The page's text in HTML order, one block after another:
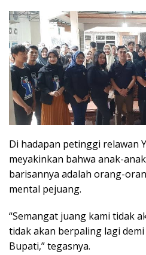
Di hadapan petinggi relawan
meyakinkan bahwa anak-
barisannya adalah orang-
mental pejuang.
“Semangat juang kami tidak
tidak akan berpaling lagi
Bupati,” tegasnya.